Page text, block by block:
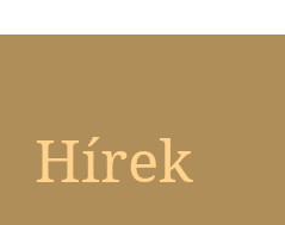
Hírek